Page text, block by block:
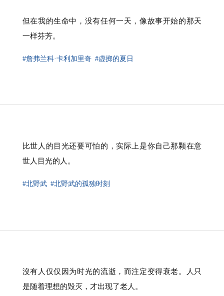
但在我的生命中，没有任何一天，像故事开始的那天
一样芬芳。
#詹弗兰科·卡利加里奇 #虚掷的夏日
比世人的目光还要可怕的，实际上是你自己那颗在意
世人目光的人。
#北野武 #北野武的孤独时刻
沒有人仅仅因为时光的流逝，而注定变得衰老。人只
是随着理想的毁灭，才出现了老人。